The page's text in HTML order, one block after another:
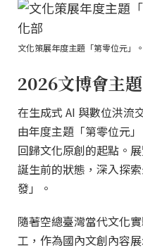
文化策展年度主題「第零位元」
2026文博會主題
在生成式 AI 與數位洪流
由年度主題「第零位元
回歸文化原創的起點。
誕生前的狀態，深入探
發」。
隨著空總臺灣當代文化
工，作為國內文創內容